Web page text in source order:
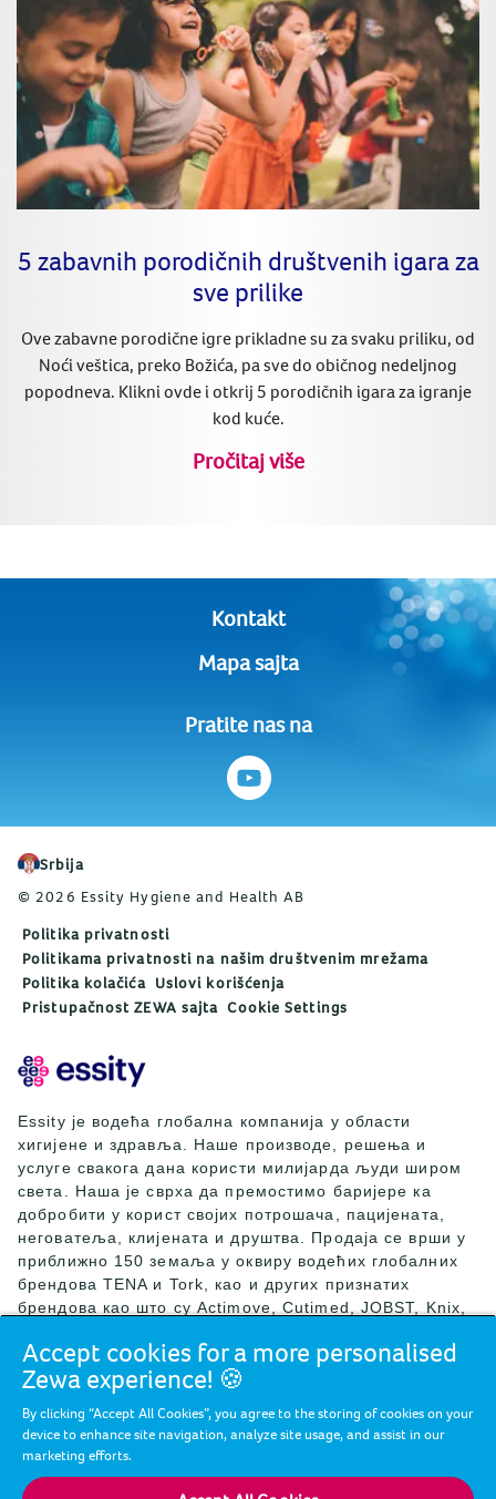
5 zabavnih porodičnih društvenih igara za
sve prilike
Ove zabavne porodične igre prikladne su za svaku priliku, od
Noći veštica, preko Božića, pa sve do običnog nedeljnog
popodneva. Klikni ovde i otkrij 5 porodičnih igara za igranje
kod kuće.
Pročitaj više
Kontakt
Mapa sajta
Pratite nas na
Srbija
© 2026 Essity Hygiene and Health AB
Politika privatnosti
Politikama privatnosti na našim društvenim mrežama
Politika kolačića Uslovi korišćenja
Pristupačnost ZEWA sajta Cookie Settings
Essity је водећа глобална компанија у области
хигијене и здравља. Наше производе, решења и
услуге свакога дана користи милијарда људи широм
света. Наша је сврха да премостимо баријере ка
добробити у корист својих потрошача, пацијената,
неговатеља, клијената и друштва. Продаја се врши у
приближно 150 земаља у оквиру водећих глобалних
брендова TENA и Tork, као и других признатих
брендова као што су Actimove, Cutimed, JOBST, Knix,
Nosotras, Saba, Tempo, TOM Organic и Zewa. Током
2024. године, компанија Essity је остварила нето
милијарди EUR), а запошљавала је 36.000 људи.
Седиште компаније Essity се налази у Стокхолму, у
Stockholm. Више информација потражите на веб сајту
Accept cookies for a more personalised
Zewa experience! 🍪
By clicking “Accept All Cookies”, you agree to the storing of cookies on your
device to enhance site navigation, analyze site usage, and assist in our
marketing efforts.